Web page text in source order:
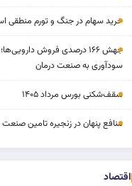
خرید سهام در جنگ و تورم منطقی
جهش ۱۶۶ درصدی فروش
سودآوری به صنعت درمان
سقف‌شکنی بورس مرداد ۱۴۰۵
منافع پنهان در زنجیره تامین
اقتصاد